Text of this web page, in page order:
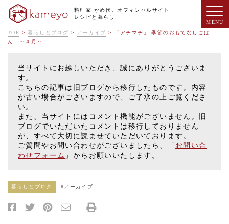
料理家 かめ代。オフィシャルサイト
レシピと暮らし
TOP > 暮らしとブログ > アーカイブ >
「アチマチ」 季節のおもてなしごは
ん ～４月～
当サイトにお越しいただき、誠にありがとうございま
す。
こちらの記事は旧ブログから移行したものです。内容
が古い場合がございますので、ご了承の上ご覧くださ
い。
また、当サイトにはコメント機能がございません。旧
ブログでいただいたコメントは移行しておりません
が、すべて大切に読ませていただいております。
ご質問やお問い合わせがございましたら、「 お問い合
わせフォーム 」からお願いいたします。
暮らしとブログ #アーカイブ